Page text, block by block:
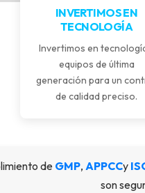
INVERTIMOS EN
TECNOLOGÍA
Invertimos en
equipos de última
generación para un
de calidad preciso.
de GMP, APPCCy
son